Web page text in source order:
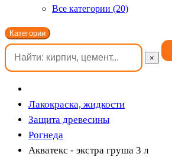
Все категории (20)
Категории
×
Лакокраска, жидкости
Защита древесины
Рогнеда
Акватекс - экстра груша 3 л